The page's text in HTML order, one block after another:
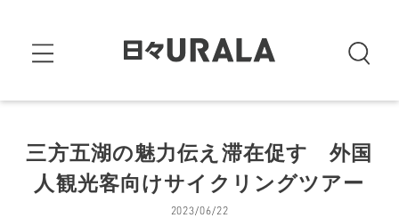
三方五湖の魅力伝え滞在促す 外国
人観光客向けサイクリングツアー
2023/06/22